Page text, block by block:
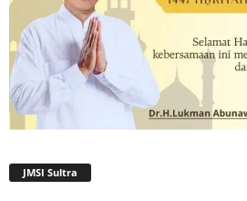
JMSI Sultra